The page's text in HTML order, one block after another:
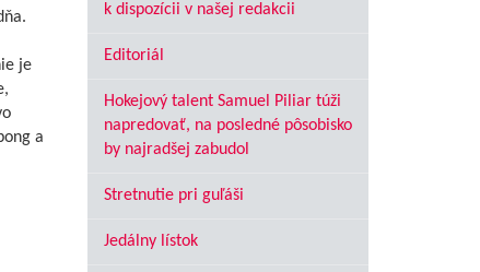
je
a
k dispozícii v našej redakcii
Editoriál
Hokejový talent Samuel Piliar túži
napredovať, na posledné pôsobisko
by najradšej zabudol
Stretnutie pri guľáši
Jedálny lístok